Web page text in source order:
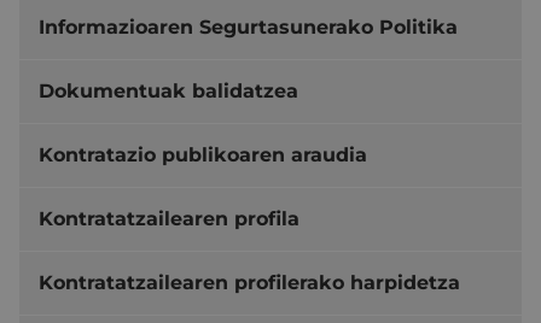
Informazioaren Segurtasunerako Politika
Dokumentuak balidatzea
Kontratazio publikoaren araudia
Kontratatzailearen profila
Kontratatzailearen profilerako harpidetza